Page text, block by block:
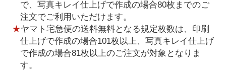
で、写真キレイ仕上げで作成の場合80枚までのご
注文でご利用いただけます。
★ヤマト宅急便の送料無料となる規定枚数は、印刷
仕上げで作成の場合101枚以上、写真キレイ仕上げ
で作成の場合81枚以上のご注文が対象となりま
す。